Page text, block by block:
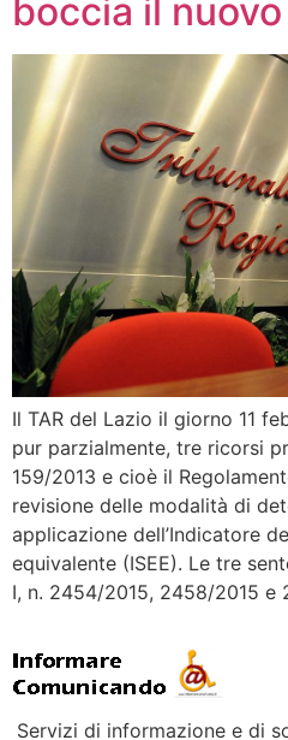
boccia il nuovo
Il TAR del Lazio il giorno 11
pur parzialmente, tre ricorsi
159/2013 e cioè il
revisione delle modalità di
applicazione dell’Indicatore
equivalente (ISEE). Le tre
I, n. 2454/2015, 2458/2015
Servizi di informazione e di